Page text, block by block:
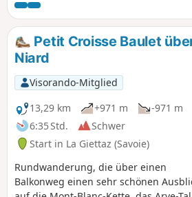
herrlichen Ausblick. Vom Gipfel aus
atemberaubender Ausblick auf die
Aravis im Westen und die Fiz weiter
Rundwanderung ist anspruchsvoll,
technischen Schwierigkeiten auf.
Petit Croisse Baulet
Niard
Visorando-Mitglied
13,29 km
+971 m
-971 m
6:35 Std.
Schwer
Start in La Giettaz (Savoie)
Rundwanderung, die über einen
Balkonweg einen sehr schönen